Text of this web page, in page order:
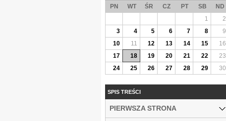
PN WT ŚR CZ PT SB
ND
1
2
3
4 5 6 7 8
9
10
11 12 13 14 15
16
17
18 19 20 21 22
23
24
25 26 27 28 29 30
SPIS TREŚCI
PIERWSZA STRONA